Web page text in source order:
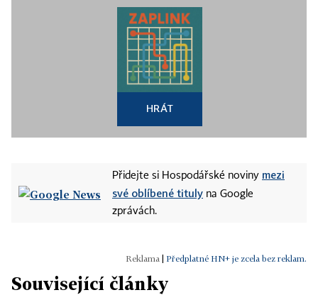
HRÁT
Přidejte si Hospodářské noviny mezi
své oblíbené tituly na Google
zprávách.
Předplatné HN+ je zcela bez reklam.
Související články